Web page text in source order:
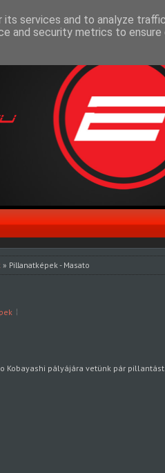
» Pillanatképek - Masato
Kobayashi pályájára vetünk pár
services and to analyze
and security metrics to